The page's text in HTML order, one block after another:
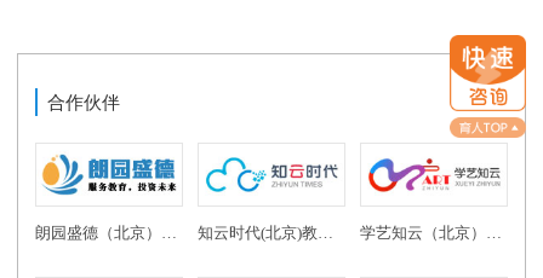
合作伙伴
朗园盛德（北京）教育投资有限公司 知云时代(北京)教育科技有限公司 学艺知云（北京）教育科技有限公司